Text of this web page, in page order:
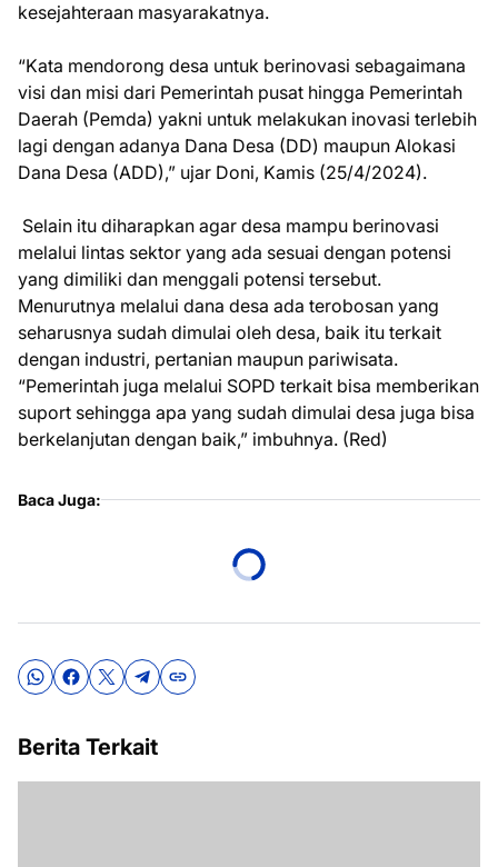
kesejahteraan masyarakatnya.
“Kata mendorong desa untuk berinovasi sebagaimana
visi dan misi dari Pemerintah pusat hingga Pemerintah
Daerah (Pemda) yakni untuk melakukan inovasi terlebih
lagi dengan adanya Dana Desa (DD) maupun Alokasi
Dana Desa (ADD),” ujar Doni, Kamis (25/4/2024).
Selain itu diharapkan agar desa mampu berinovasi
melalui lintas sektor yang ada sesuai dengan potensi
yang dimiliki dan menggali potensi tersebut.
Menurutnya melalui dana desa ada terobosan yang
seharusnya sudah dimulai oleh desa, baik itu terkait
dengan industri, pertanian maupun pariwisata.
“Pemerintah juga melalui SOPD terkait bisa memberikan
suport sehingga apa yang sudah dimulai desa juga bisa
berkelanjutan dengan baik,” imbuhnya. (Red)
Baca Juga:
Berita Terkait